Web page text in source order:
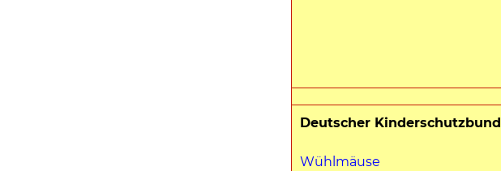
Deutscher Kinderschutzbund
Wühlmäuse